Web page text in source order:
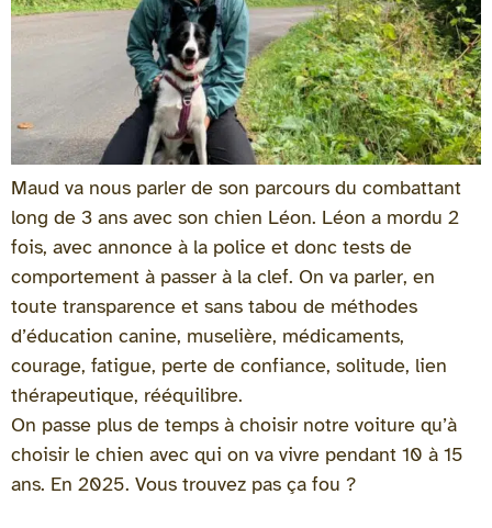
Maud va nous parler de son parcours du combattant
long de 3 ans avec son chien Léon. Léon a mordu 2
fois, avec annonce à la police et donc tests de
comportement à passer à la clef. On va parler, en
toute transparence et sans tabou de méthodes
d’éducation canine, muselière, médicaments,
courage, fatigue, perte de confiance, solitude, lien
thérapeutique, rééquilibre.
On passe plus de temps à choisir notre voiture qu’à
choisir le chien avec qui on va vivre pendant 10 à 15
ans. En 2025. Vous trouvez pas ça fou ?